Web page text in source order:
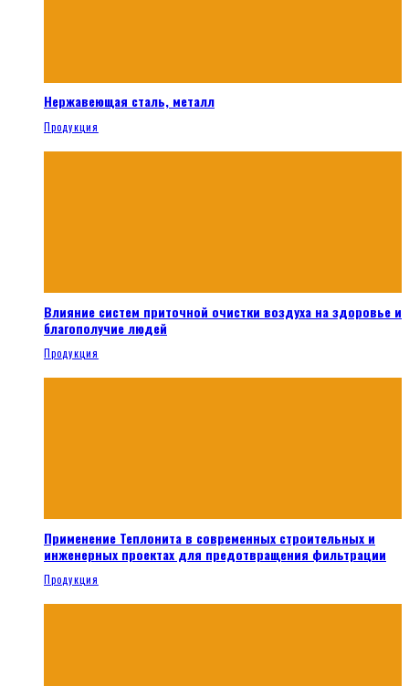
Нержавеющая сталь, металл
Продукция
Влияние систем приточной очистки воздуха на здоровье и
благополучие людей
Продукция
Применение Теплонита в современных строительных и
инженерных проектах для предотвращения фильтрации
Продукция